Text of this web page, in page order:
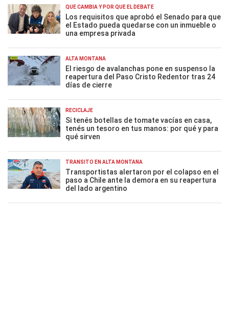
QUÉ CAMBIA Y POR QUÉ EL DEBATE
Los requisitos que aprobó el Senado para que
el Estado pueda quedarse con un inmueble o
una empresa privada
ALTA MONTAÑA
El riesgo de avalanchas pone en suspenso la
reapertura del Paso Cristo Redentor tras 24
días de cierre
RECICLAJE
Si tenés botellas de tomate vacías en casa,
tenés un tesoro en tus manos: por qué y para
qué sirven
TRÁNSITO EN ALTA MONTAÑA
Transportistas alertaron por el colapso en el
paso a Chile ante la demora en su reapertura
del lado argentino